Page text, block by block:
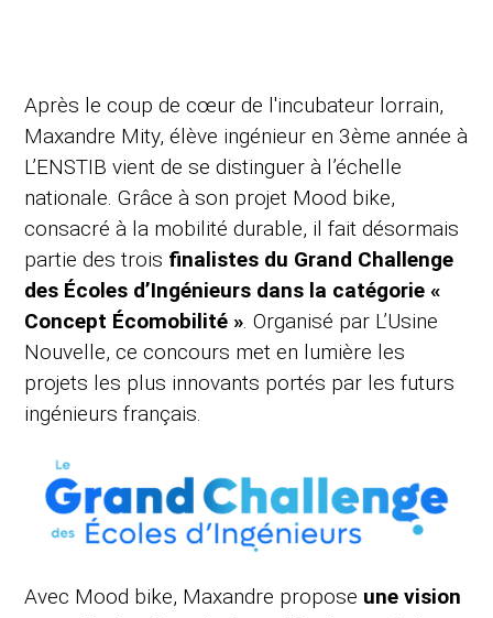
Après le coup de cœur de l'incubateur lorrain,
Maxandre Mity, élève ingénieur en 3ème année à
L’ENSTIB vient de se distinguer à l’échelle
nationale. Grâce à son projet Mood bike,
consacré à la mobilité durable, il fait désormais
partie des trois finalistes du Grand Challenge
des Écoles d’Ingénieurs dans la catégorie «
Concept Écomobilité ». Organisé par L’Usine
Nouvelle, ce concours met en lumière les
projets les plus innovants portés par les futurs
ingénieurs français.
Avec Mood bike, Maxandre propose une vision